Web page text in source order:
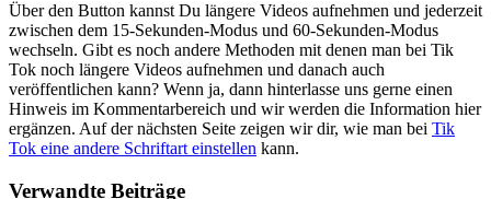
Über den Button kannst Du längere Videos aufnehmen und jederzeit
zwischen dem 15-Sekunden-Modus und 60-Sekunden-Modus
wechseln. Gibt es noch andere Methoden mit denen man bei Tik
Tok noch längere Videos aufnehmen und danach auch
veröffentlichen kann? Wenn ja, dann hinterlasse uns gerne einen
Hinweis im Kommentarbereich und wir werden die Information hier
ergänzen. Auf der nächsten Seite zeigen wir dir, wie man bei Tik
Tok eine andere Schriftart einstellen kann.
Verwandte Beiträge